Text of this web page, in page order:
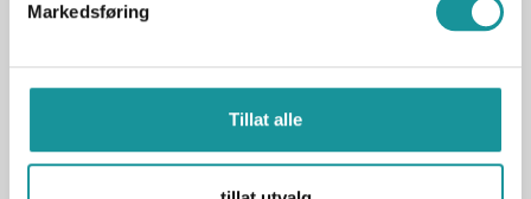
Markedsføring
Tillat alle